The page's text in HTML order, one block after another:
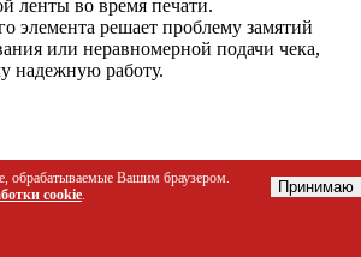
ленты во время печати.
элемента решает проблему замятий
или неравномерной подачи чека,
надежную работу.
центров по ремонту
техники для пополнения запаса
обрабатываемые Вашим браузером.
cookie. Принимаю